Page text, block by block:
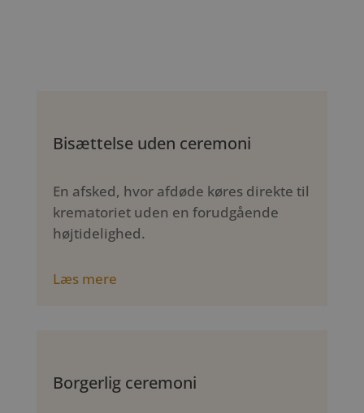
Bisættelse uden ceremoni
En afsked, hvor afdøde køres direkte til
krematoriet uden en forudgående
højtidelighed.
Læs mere
Borgerlig ceremoni